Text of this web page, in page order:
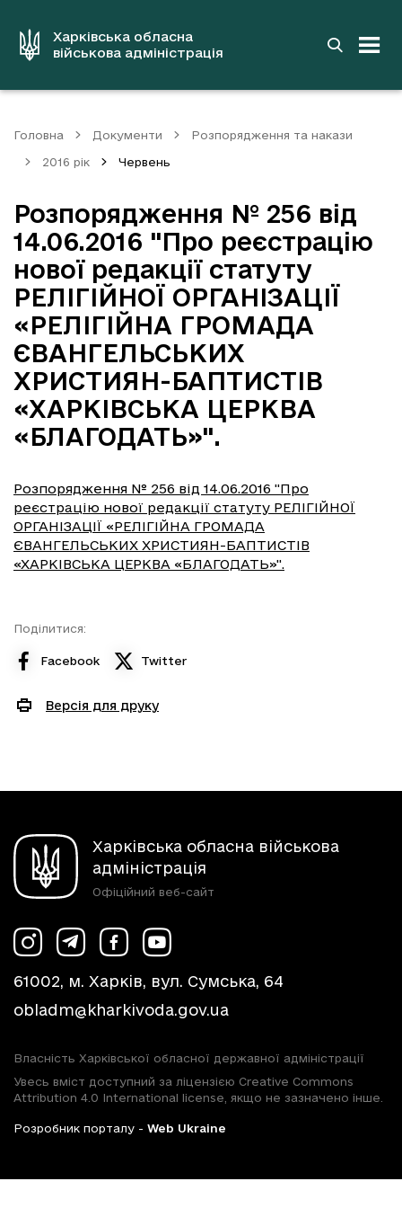
вмістуХарківська обласна
військова адміністрація
Головна Документи Розпорядження та накази
2016 рік Червень
Розпорядження № 256 від
14.06.2016 "Про реєстрацію
нової редакції статуту
РЕЛІГІЙНОЇ ОРГАНІЗАЦІЇ
«РЕЛІГІЙНА ГРОМАДА
ЄВАНГЕЛЬСЬКИХ
ХРИСТИЯН-БАПТИСТІВ
«ХАРКІВСЬКА ЦЕРКВА
«БЛАГОДАТЬ»".
Розпорядження № 256 від 14.06.2016 "Про
реєстрацію нової редакції статуту РЕЛІГІЙНОЇ
ОРГАНІЗАЦІЇ «РЕЛІГІЙНА ГРОМАДА
ЄВАНГЕЛЬСЬКИХ ХРИСТИЯН-БАПТИСТІВ
«ХАРКІВСЬКА ЦЕРКВА «БЛАГОДАТЬ»".
Поділитися:
Facebook Twitter
Версія для друку
Харківська обласна військова
адміністрація
Офіційний веб-сайт
61002, м. Харків, вул. Сумська, 64
obladm@kharkivoda.gov.ua
Власність Харківської обласної державної адміністрації
Увесь вміст доступний за ліцензією Creative Commons
Attribution 4.0 International license, якщо не зазначено інше.
Розробник порталу - Web Ukraine